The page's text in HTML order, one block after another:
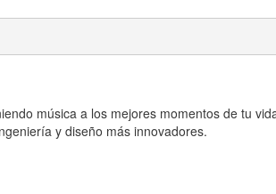
música a los mejores momentos de tu
y diseño más innovadores.